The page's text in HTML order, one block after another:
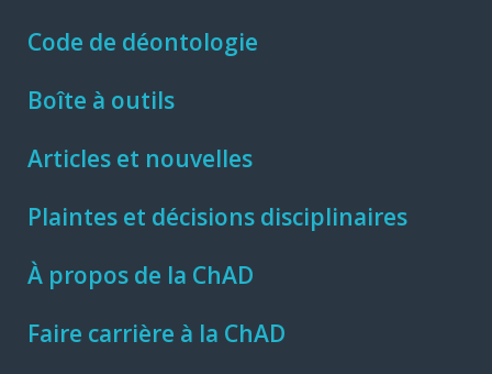
Code de déontologie
Boîte à outils
Articles et nouvelles
Plaintes et décisions disciplinaires
À propos de la ChAD
Faire carrière à la ChAD